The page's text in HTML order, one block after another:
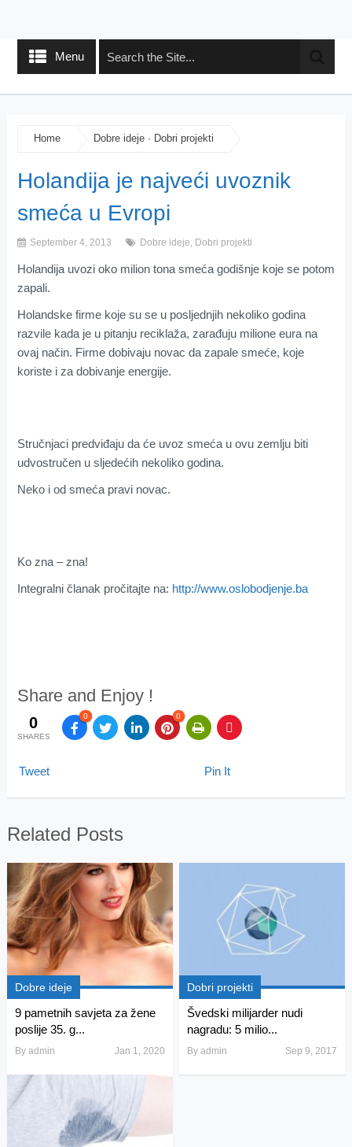
Menu
Home Dobre ideje· Dobri projekti
Holandija je najveći uvoznik
smeća u Evropi
September 4, 2013 Dobre ideje, Dobri projekti
Holandija uvozi oko milion tona smeća godišnje koje se potom
zapali.
Holandske firme koje su se u posljednjih nekoliko godina
razvile kada je u pitanju reciklaža, zarađuju milione eura na
ovaj način. Firme dobivaju novac da zapale smeće, koje
koriste i za dobivanje energije.
Stručnjaci predviđaju da će uvoz smeća u ovu zemlju biti
udvostručen u sljedećih nekoliko godina.
Neko i od smeća pravi novac.
Ko zna – zna!
Integralni članak pročitajte na: http://www.oslobodjenje.ba
Share and Enjoy !
0
SHARES
0 0
Tweet Pin It
Related Posts
Dobre ideje
9 pametnih savjeta za žene
poslije 35. g...
By admin Jan 1, 2020
Dobri projekti
Švedski milijarder nudi
nagradu: 5 milio...
Byadmin Sep 9, 2017